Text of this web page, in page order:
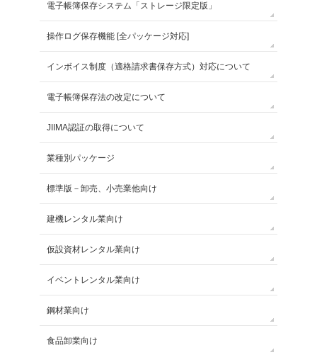
電子帳簿保存システム「ストレージ限定版」
操作ログ保存機能 [全パッケージ対応]
インボイス制度（適格請求書保存方式）対応について
電子帳簿保存法の改定について
JIIMA認証の取得について
業種別パッケージ
標準版－卸売、小売業他向け
建機レンタル業向け
仮設資材レンタル業向け
イベントレンタル業向け
鋼材業向け
食品卸業向け